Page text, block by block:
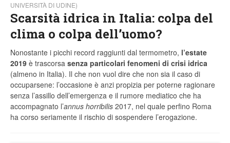
UNIVERSITÀ DI UDINE)
Scarsità idrica in Italia: colpa del
clima o colpa dell’uomo?
Nonostante i picchi record raggiunti dal termometro, l’estate
2019 è trascorsa senza particolari fenomeni di crisi idrica
(almeno in Italia). Il che non vuol dire che non sia il caso di
occuparsene: l’occasione è anzi propizia per poterne ragionare
senza l’assillo dell’emergenza e il rumore mediatico che ha
accompagnato l’annus horribilis 2017, nel quale perfino Roma
ha corso seriamente il rischio di sospendere l’erogazione.